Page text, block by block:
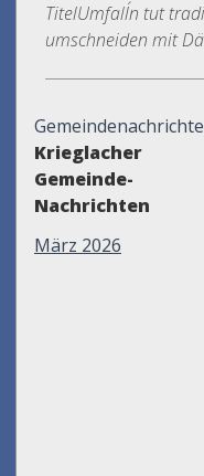
TitelUmfall´n tut
umschneiden mit
Krieglacher
Gemeinde-
Nachrichten
März 2026